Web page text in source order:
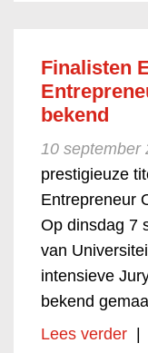
Finalisten
bekend
10 september
prestigieuze
Entrepreneur
Op dinsdag 7
van
intensieve
bekend
Lees verder